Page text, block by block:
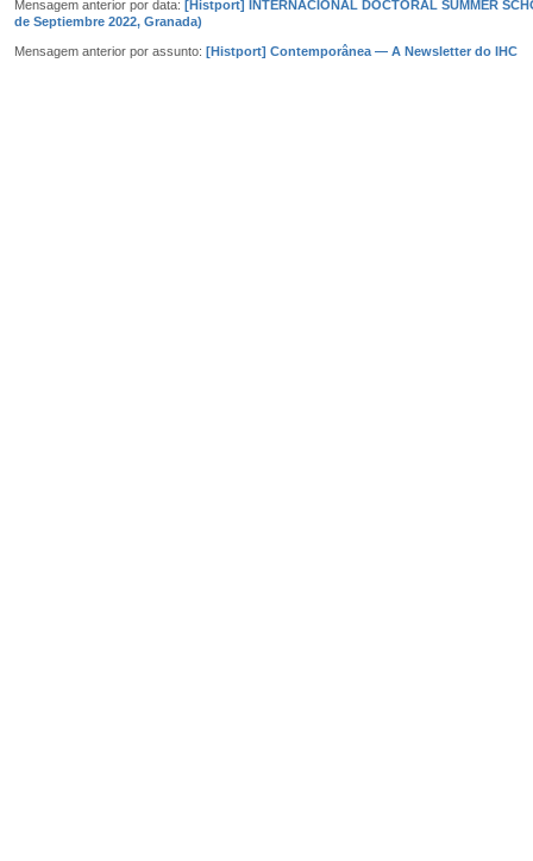
Mensagem anterior por data: [Histport] INTERNACIONAL DOCTORAL SUMMER
de Septiembre 2022, Granada)
Mensagem anterior por assunto: [Histport] Contemporânea — A Newsletter do IHC